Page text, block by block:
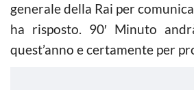
generale della Rai per
ha risposto. 90′ Minuto
quest’anno e certamente per